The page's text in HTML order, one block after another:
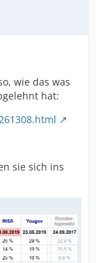
wie das was
hat:
sie sich ins